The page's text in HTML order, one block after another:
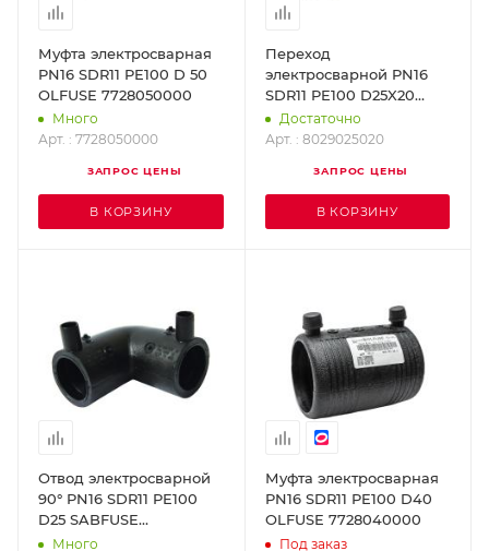
Муфта электросварная
PN16 SDR11 PE100 D 50
OLFUSE 7728050000
Много
Арт. : 7728050000
ЗАПРОС ЦЕНЫ
В КОРЗИНУ
Переход
электросварной PN16
SDR11 PE100 D25X20
SABFUSE 8029025020
Достаточно
Арт. : 8029025020
ЗАПРОС ЦЕНЫ
В КОРЗИНУ
Отвод электросварной
90° PN16 SDR11 PE100
D25 SABFUSE
8025025000
Много
Муфта электросварная
PN16 SDR11 PE100 D40
OLFUSE 7728040000
Под заказ